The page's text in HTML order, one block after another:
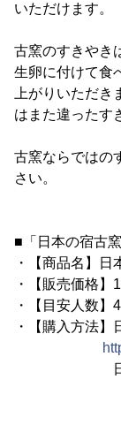
いただけます。
古窯のすきやき
生卵に付けて食
上がりいただ
はまた違ったす
古窯ならではの
さい。
■「日本の宿古
・【商品名】
・【販売価格
・【目安人数
・【購入方法
日本の宿